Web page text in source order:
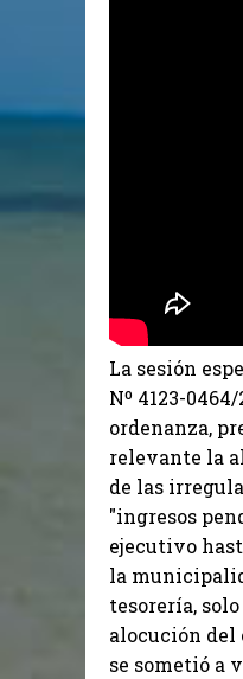
La sesión
Nº 4123-
ordenanza,
relevante la
de las
"ingresos
ejecutivo
la
tesorería, solo
alocución del
se sometió a